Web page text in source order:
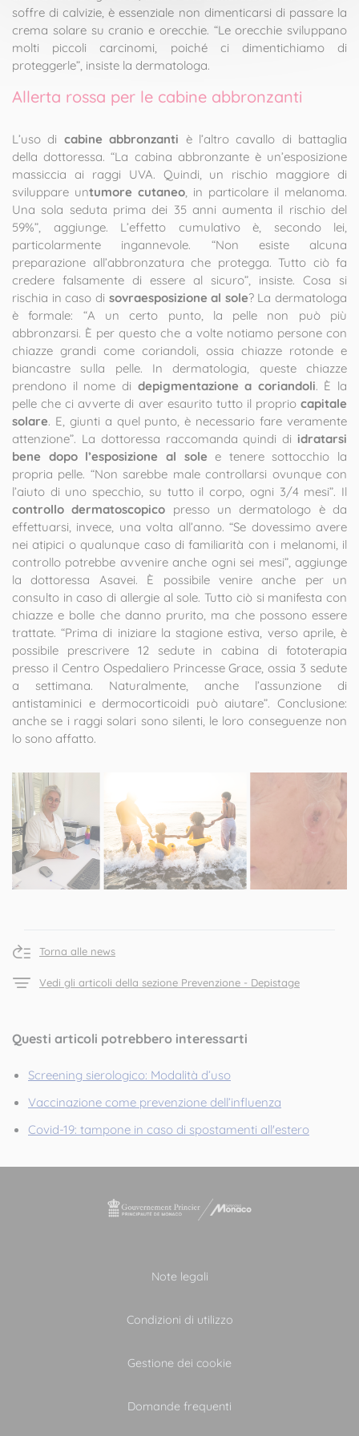
soffre di calvizie, è essenziale non dimenticarsi di passare la
crema solare su cranio e orecchie. “Le orecchie sviluppano
molti piccoli carcinomi, poiché ci dimentichiamo di
proteggerle”, insiste la dermatologa.
Allerta rossa per le cabine abbronzanti
L’uso di cabine abbronzanti è l’altro cavallo di battaglia
della dottoressa. “La cabina abbronzante è un’esposizione
massiccia ai raggi UVA. Quindi, un rischio maggiore di
sviluppare untumore cutaneo, in particolare il melanoma.
Una sola seduta prima dei 35 anni aumenta il rischio del
59%”, aggiunge. L’effetto cumulativo è, secondo lei,
particolarmente ingannevole. “Non esiste alcuna
preparazione all’abbronzatura che protegga. Tutto ciò fa
credere falsamente di essere al sicuro”, insiste. Cosa si
rischia in caso di sovraesposizione al sole? La dermatologa
è formale: “A un certo punto, la pelle non può più
abbronzarsi. È per questo che a volte notiamo persone con
chiazze grandi come coriandoli, ossia chiazze rotonde e
biancastre sulla pelle. In dermatologia, queste chiazze
prendono il nome di depigmentazione a coriandoli. È la
pelle che ci avverte di aver esaurito tutto il proprio capitale
solare. E, giunti a quel punto, è necessario fare veramente
attenzione”. La dottoressa raccomanda quindi di idratarsi
bene dopo l’esposizione al solee tenere sottocchio la
propria pelle. “Non sarebbe male controllarsi ovunque con
l’aiuto di uno specchio, su tutto il corpo, ogni 3/4 mesi”. Il
controllo dermatoscopico presso un dermatologo è da
effettuarsi, invece, una volta all’anno. “Se dovessimo avere
nei atipici o qualunque caso di familiarità con i melanomi, il
controllo potrebbe avvenire anche ogni sei mesi”, aggiunge
la dottoressa Asavei. È possibile venire anche per un
consulto in caso di allergie al sole. Tutto ciò si manifesta con
chiazze e bolle che danno prurito, ma che possono essere
trattate. “Prima di iniziare la stagione estiva, verso aprile, è
possibile prescrivere 12 sedute in cabina di fototerapia
presso il Centro Ospedaliero Princesse Grace, ossia 3 sedute
a settimana. Naturalmente, anche l’assunzione di
antistaminici e dermocorticoidi può aiutare”. Conclusione:
anche se i raggi solari sono silenti, le loro conseguenze non
lo sono affatto.
Torna alle news
Vedi gli articoli della sezione Prevenzione - Depistage
Questi articoli potrebbero interessarti
Screening sierologico: Modalità d’uso
Vaccinazione come prevenzione dell’influenza
Covid-19: tampone in caso di spostamenti all'estero
Note legali
Condizioni di utilizzo
Gestione dei cookie
Domande frequenti